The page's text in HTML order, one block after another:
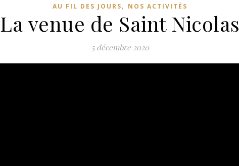
AU FIL DES JOURS, NOS ACTIVITÉS
La venue de Saint Nicolas
5 décembre 2020